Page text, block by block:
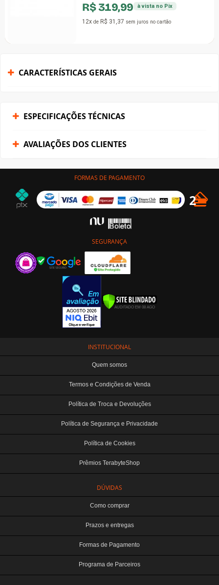
R$ 319,99 à vista no Pix
12x de R$ 31,37 sem juros no cartão
CARACTERÍSTICAS GERAIS
ESPECIFICAÇÕES TÉCNICAS
AVALIAÇÕES DOS CLIENTES
FORMAS DE PAGAMENTO
SEGURANÇA
INSTITUCIONAL
Quem somos
Termos e Condições de Venda
Política de Troca e Devoluções
Política de Segurança e Privacidade
Política de Cookies
Prêmios TerabyteShop
DÚVIDAS
Como comprar
Prazos e entregas
Formas de Pagamento
Programa de Parceiros